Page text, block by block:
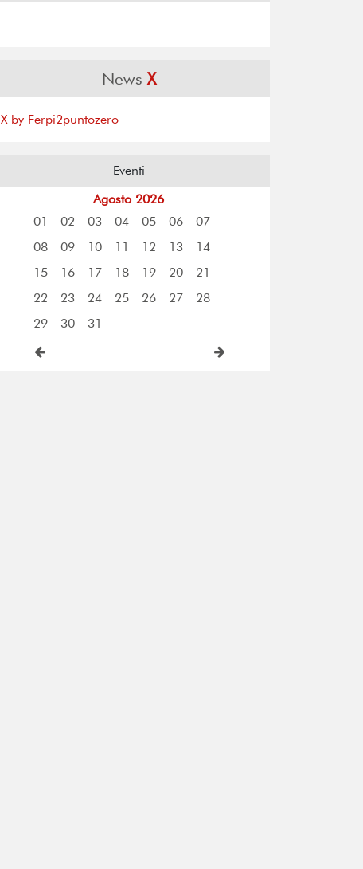
NewsX
X by Ferpi2puntozero
Eventi
Agosto 2026
01
02 03 04 05 06
07
08
09 10 11 12 13
14
15
16 17 18 19 20
21
22
23 24 25 26 27
28
29
30 31